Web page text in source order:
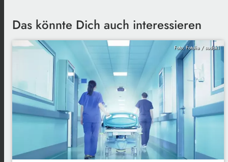
Das könnte Dich auch interessieren
Foto: Fotolia / sudok1